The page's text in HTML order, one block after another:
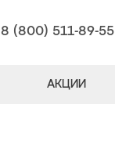
8 (800) 511-89-55
АКЦИИ